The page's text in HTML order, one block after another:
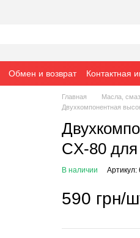
Обмен и возврат Контактная
Главная Масла,
Двухкомпонентная
CX-80 для
В наличии Артикул:
590 грн/